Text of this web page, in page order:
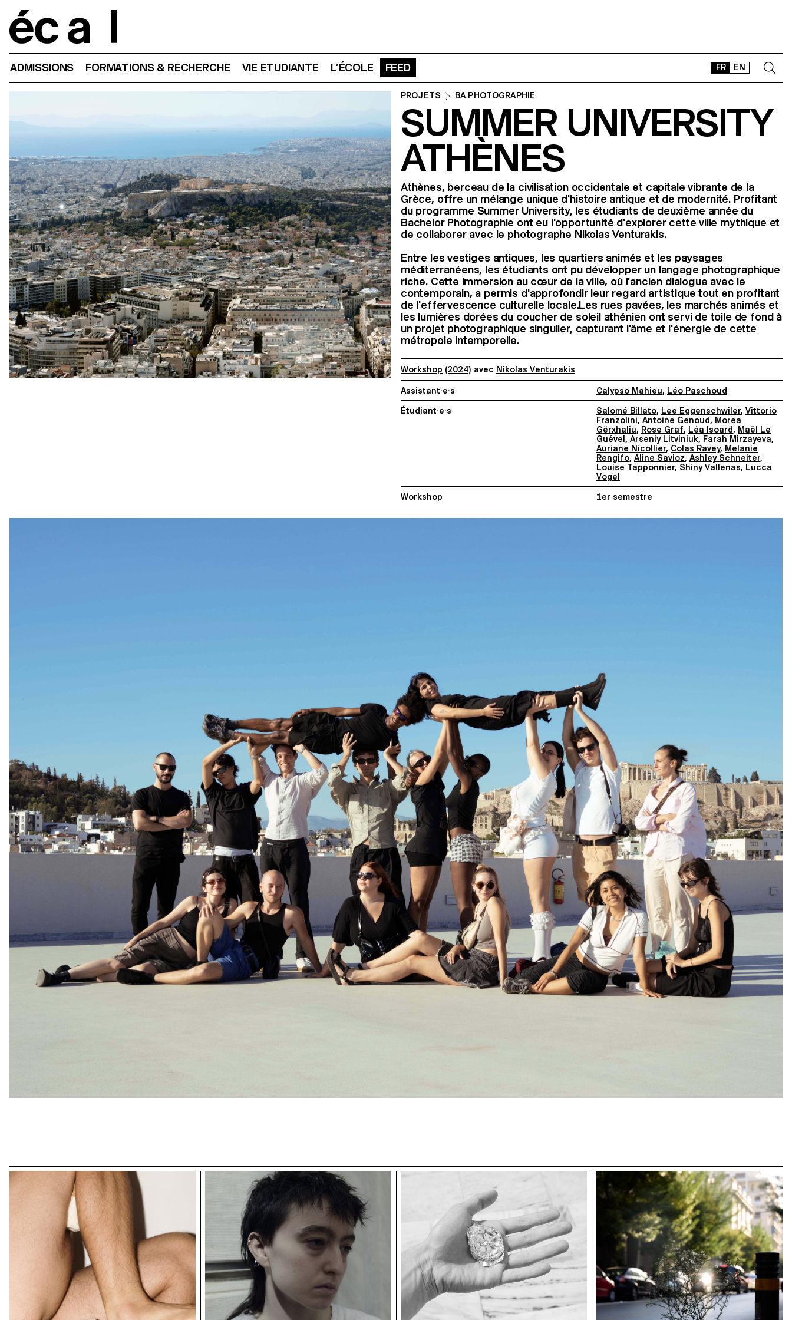
FR EN
ADMISSIONS FORMATIONS & RECHERCHE VIE ETUDIANTE L’ÉCOLE FEED
CONTACT
SHOP
Instagram
Facebook
LinkedIn
Vimeo
PROJETS BA PHOTOGRAPHIE
SUMMER UNIVERSITY
ATHÈNES
Athènes, berceau de la civilisation occidentale et capitale vibrante de la
Grèce, offre un mélange unique d'histoire antique et de modernité. Profitant
du programme Summer University, les étudiants de deuxième année du
Bachelor Photographie ont eu l'opportunité d'explorer cette ville mythique et
de collaborer avec le photographe Nikolas Venturakis.
Entre les vestiges antiques, les quartiers animés et les paysages
méditerranéens, les étudiants ont pu développer un langage photographique
riche. Cette immersion au cœur de la ville, où l'ancien dialogue avec le
contemporain, a permis d'approfondir leur regard artistique tout en profitant
de l'effervescence culturelle locale.Les rues pavées, les marchés animés et
les lumières dorées du coucher de soleil athénien ont servi de toile de fond à
un projet photographique singulier, capturant l'âme et l'énergie de cette
métropole intemporelle.
Workshop (2024) avec Nikolas Venturakis
Assistant·e·s Calypso Mahieu, Léo Paschoud
Étudiant·e·s Salomé Billato, Lee Eggenschwiler, Vittorio
Franzolini, Antoine Genoud, Morea
Gërxhaliu, Rose Graf, Léa Isoard, Maël Le
Guével, Arseniy Litviniuk, Farah Mirzayeva,
Auriane Nicollier, Colas Ravey, Melanie
Rengifo, Aline Savioz, Ashley Schneiter,
Louise Tapponnier, Shiny Vallenas, Lucca
Vogel
Workshop 1er semestre
Farah Mirzayeva Farah Mirzayeva